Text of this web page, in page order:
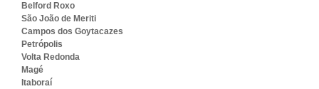
Belford Roxo
São João de Meriti
Campos dos Goytacazes
Petrópolis
Volta Redonda
Magé
Itaboraí